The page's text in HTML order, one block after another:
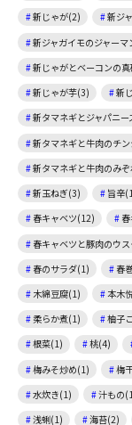
新じゃが(2)
新ジ
新ジャガイモのジャー
新じゃがとベーコンの
新じゃが芋(3)
新
新タマネギとジャパニ
新タマネギと牛肉のチ
新タマネギと牛肉のみ
新玉ねぎ(3)
旨辛
春キャベツ(12)
春キャベツと豚肉のウ
春のサラダ(1)
春
木綿豆腐(1)
本木
柔らか煮(1)
柚子
根菜(1)
桃(4)
梅みそ炒め(1)
梅
水炊き(1)
汁もの
浅蜊(1)
海苔(2)